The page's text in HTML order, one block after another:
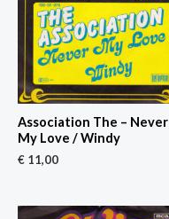
Association The – Never
My Love / Windy
€ 11,00